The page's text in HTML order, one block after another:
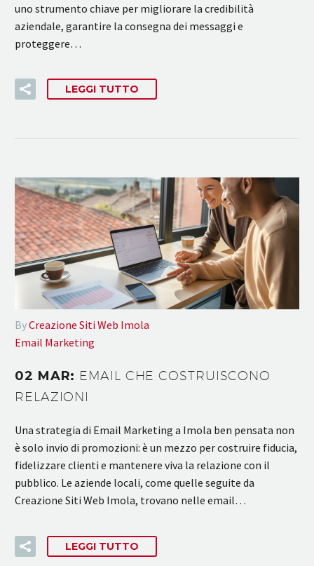
uno strumento chiave per migliorare la credibilità
aziendale, garantire la consegna dei messaggi e
proteggere…
LEGGI TUTTO
ByCreazione Siti Web Imola
Email Marketing
02 MAR: EMAIL CHE COSTRUISCONO
RELAZIONI
Una strategia di Email Marketing a Imola ben pensata non
è solo invio di promozioni: è un mezzo per costruire fiducia,
fidelizzare clienti e mantenere viva la relazione con il
pubblico. Le aziende locali, come quelle seguite da
Creazione Siti Web Imola, trovano nelle email…
LEGGI TUTTO